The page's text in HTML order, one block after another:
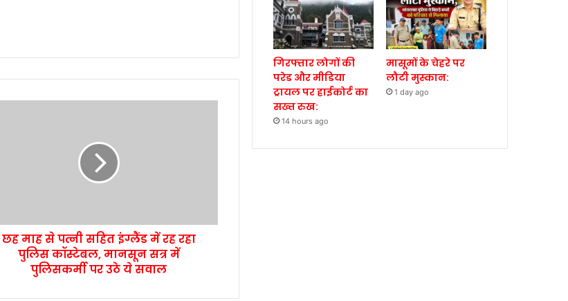
छह माह से पत्नी सहित इंग्लैंड में रह रहा
पुलिस कॉस्टेबल, मानसून सत्र में
पुलिसकर्मी पर उठे ये सवाल
गिरफ्तार लोगों की
परेड और मीडिया
ट्रायल पर हाईकोर्ट का
सख्त रुख:
14 hours ago
मासूमों के चेहरे पर
लौटी मुस्कान:
1 day ago